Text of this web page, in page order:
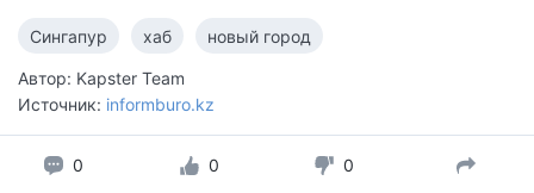
Сингапур хаб новый город
Автор: Kapster Team
Источник: informburo.kz
0 0 0